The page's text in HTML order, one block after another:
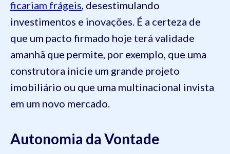
ficariam frágeis, desestimulando
investimentos e inovações. É a certeza de
que um pacto firmado hoje terá validade
amanhã que permite, por exemplo, que uma
construtora inicie um grande projeto
imobiliário ou que uma multinacional invista
em um novo mercado.
Autonomia da Vontade